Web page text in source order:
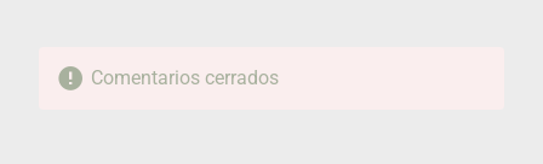
Comentarios cerrados